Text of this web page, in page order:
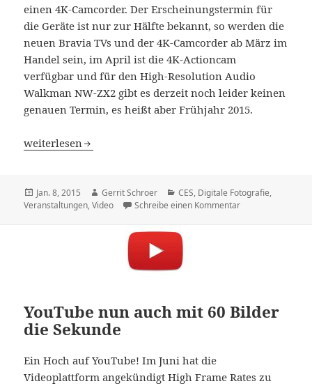
einen 4K-Camcorder. Der Erscheinungstermin für
die Geräte ist nur zur Hälfte bekannt, so werden die
neuen Bravia TVs und der 4K-Camcorder ab März im
Handel sein, im April ist die 4K-Actioncam
verfügbar und für den High-Resolution Audio
Walkman NW-ZX2 gibt es derzeit noch leider keinen
genauen Termin, es heißt aber Frühjahr 2015.
CES: Sony präsentiert High-Resolution Audio Walkman,
weiterlesen
Veröffentlicht
am
Jan. 8, 2015 Autor
Gerrit Schroer Kategorien
CES, Digitale Fotografie,
Veranstaltungen,Video Schreibe einen Kommentarzu CES: Sony
YouTube nun auch mit 60 Bilder
die Sekunde
Ein Hoch auf YouTube! Im Juni hat die
Videoplattform angekündigt High Frame Rates zu